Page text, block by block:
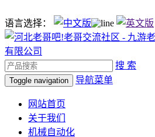
语言选择：
搜 索
Toggle navigation 导航菜单
网站首页
关于我们
机械自动化